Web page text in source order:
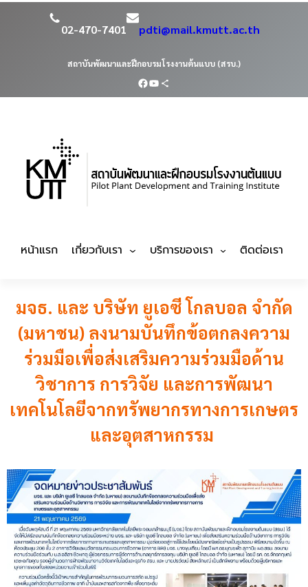
02-470-7401 pdti@mail.kmutt.ac.th
สถาบันพัฒนาและฝึกอบรมโรงงานต้นแบบ (สรบ.)
หน้าแรก เกี่ยวกับเรา บริการของเรา ติดต่อเรา
มจธ. และ บริษัท ยูเอซี โกลบอล จำกัด
(มหาชน) ลงนามบันทึกข้อตกลงความ
ร่วมมือเพื่อส่งเสริมความร่วมมือด้าน
วิชาการ การวิจัย และการพัฒนา
เทคโนโลยีจากทรัพยากรทางการเกษตร
และอุตสาหกรรม